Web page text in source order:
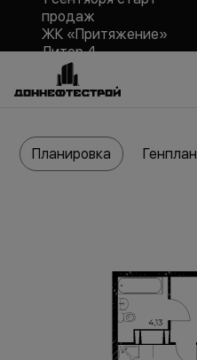
продаж
ЖК «Притяжение»
Литер 4
Планировка Генплан